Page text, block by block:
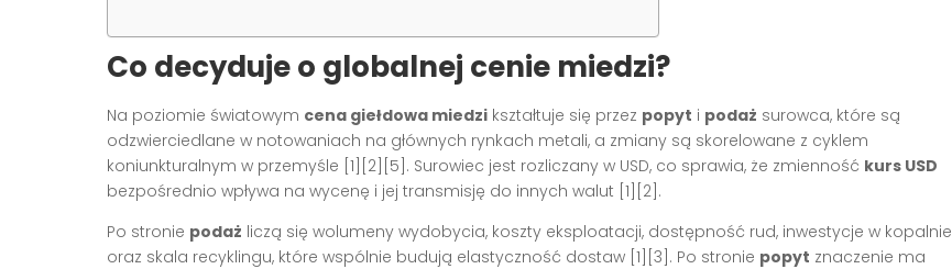
Co decyduje o globalnej cenie miedzi?
Na poziomie światowym cena giełdowa miedzi kształtuje się przez popyt i podaż surowca, które są
odzwierciedlane w notowaniach na głównych rynkach metali, a zmiany są skorelowane z cyklem
koniunkturalnym w przemyśle [1][2][5]. Surowiec jest rozliczany w USD, co sprawia, że zmienność kurs USD
bezpośrednio wpływa na wycenę i jej transmisję do innych walut [1][2].
Po stronie podaż liczą się wolumeny wydobycia, koszty eksploatacji, dostępność rud, inwestycje w kopalnie
oraz skala recyklingu, które wspólnie budują elastyczność dostaw [1][3]. Po stronie popyt znaczenie ma